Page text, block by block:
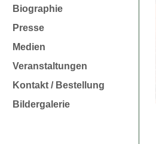
Biographie
Presse
Medien
Veranstaltungen
Kontakt / Bestellung
Bildergalerie